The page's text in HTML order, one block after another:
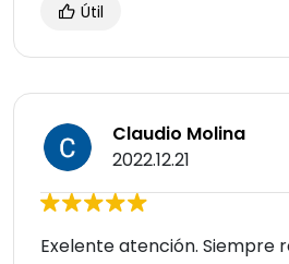
Útil
Claudio Molina
2022.12.21
Exelente atención. Siempre